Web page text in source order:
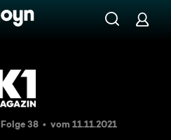
Nach Rosins Einsatz: Wie
Folge 38 vom 11.11.2021